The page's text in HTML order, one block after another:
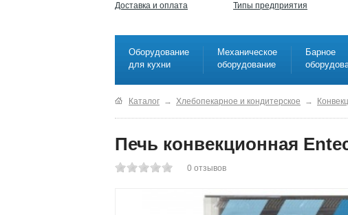
Доставка и оплата
Типы предприятия
Оборудование
для кухни
Механическое
оборудование
Барное
Каталог → Хлебопекарное и кондитерское →
Печь конвекционная
0 отзывов